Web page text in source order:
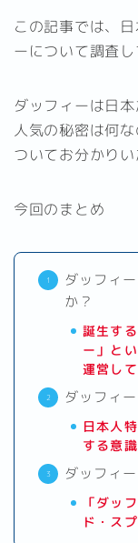
この記事では、
ーについて調査し
ダッフィーは日
人気の秘密は何
ついてお分かりい
今回のまとめ
ダッフィ
か？
誕生す
ー」と
運営し
ダッフィ
日本人
する意
ダッフィ
「ダッ
ド・ス